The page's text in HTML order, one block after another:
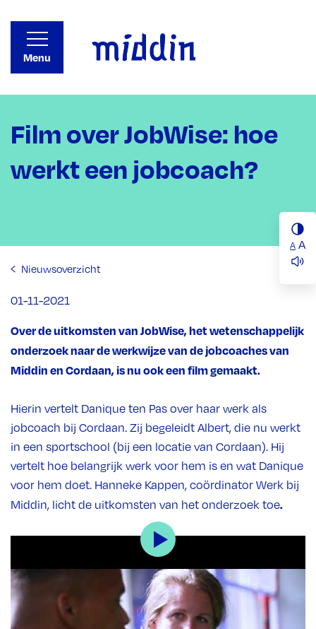
A A
Menu
Film over JobWise: hoe
werkt een jobcoach?
Nieuwsoverzicht
01-11-2021
Over de uitkomsten van JobWise, het wetenschappelijk
onderzoek naar de werkwijze van de jobcoaches van
Middin en Cordaan, is nu ook een film gemaakt.
Hierin vertelt Danique ten Pas over haar werk als
jobcoach bij Cordaan. Zij begeleidt Albert, die nu werkt
in een sportschool (bij een locatie van Cordaan). Hij
vertelt hoe belangrijk werk voor hem is en wat Danique
voor hem doet. Hanneke Kappen, coördinator Werk bij
Middin, licht de uitkomsten van het onderzoek toe.
Verbindende rol
Uit het onderzoek JobWise blijkt dat jobcoaches een
belangrijke verbindende rol spelen bij de begeleiding
van cliënten met LVB+ naar betekenisvol(le)